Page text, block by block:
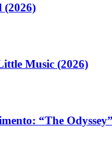
(2026)
Music (2026)
“The